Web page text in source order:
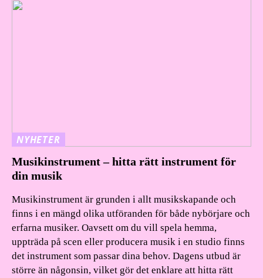
NYHETER
Musikinstrument – hitta rätt instrument för
din musik
Musikinstrument är grunden i allt musikskapande och
finns i en mängd olika utföranden för både nybörjare och
erfarna musiker. Oavsett om du vill spela hemma,
uppträda på scen eller producera musik i en studio finns
det instrument som passar dina behov. Dagens utbud är
större än någonsin, vilket gör det enklare att hitta rätt